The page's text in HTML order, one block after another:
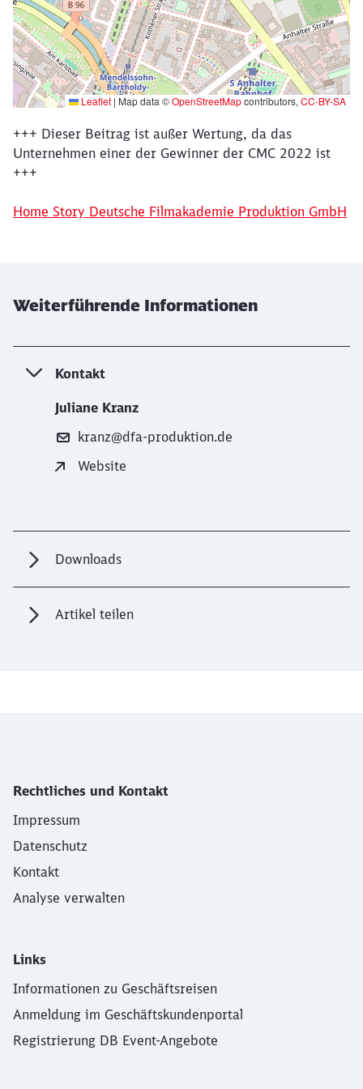
Leaflet | Map data ©OpenStreetMapcontributors, CC-BY-SA
Ende der oberhalb befindlichen Karte
+++ Dieser Beitrag ist außer Wertung, da das
Unternehmen einer der Gewinner der CMC 2022 ist
+++
Home Story Deutsche Filmakademie Produktion GmbH
Weiterführende Informationen
Kontakt
Juliane Kranz
kranz@dfa-produktion.de
Website
Downloads
Artikel teilen
Rechtliches und Kontakt
Impressum
Datenschutz
Kontakt
Analyse verwalten
Links
Informationen zu Geschäftsreisen
Anmeldung im Geschäftskundenportal
Registrierung DB Event-Angebote